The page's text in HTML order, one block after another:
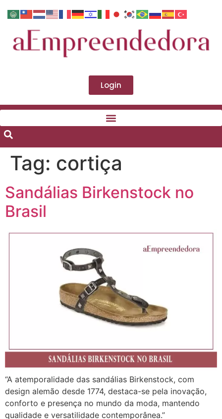
Login
Tag: cortiça
Sandálias Birkenstock no
Brasil
“A atemporalidade das sandálias Birkenstock, com
design alemão desde 1774, destaca-se pela inovação,
conforto e presença no mundo da moda, mantendo
qualidade e versatilidade contemporânea.”